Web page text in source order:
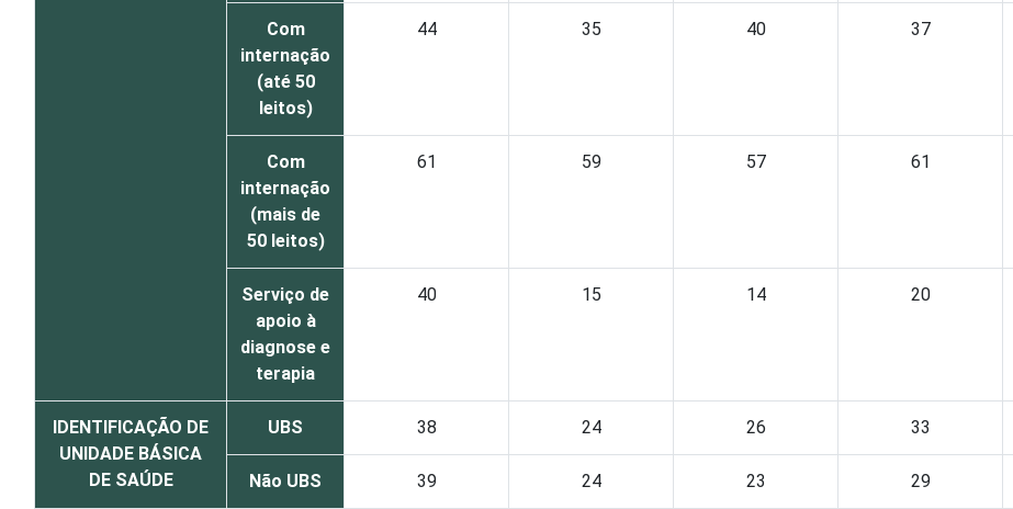
Com
internação
(até 50
leitos)
44 35 40 37
Com
internação
(mais de
50 leitos)
61 59 57 61
Serviço de
apoio à
diagnose e
terapia
40 15 14 20
IDENTIFICAÇÃO DE
UNIDADE BÁSICA
DE SAÚDE
UBS 38 24 26 33
Não UBS 39 24 23 29